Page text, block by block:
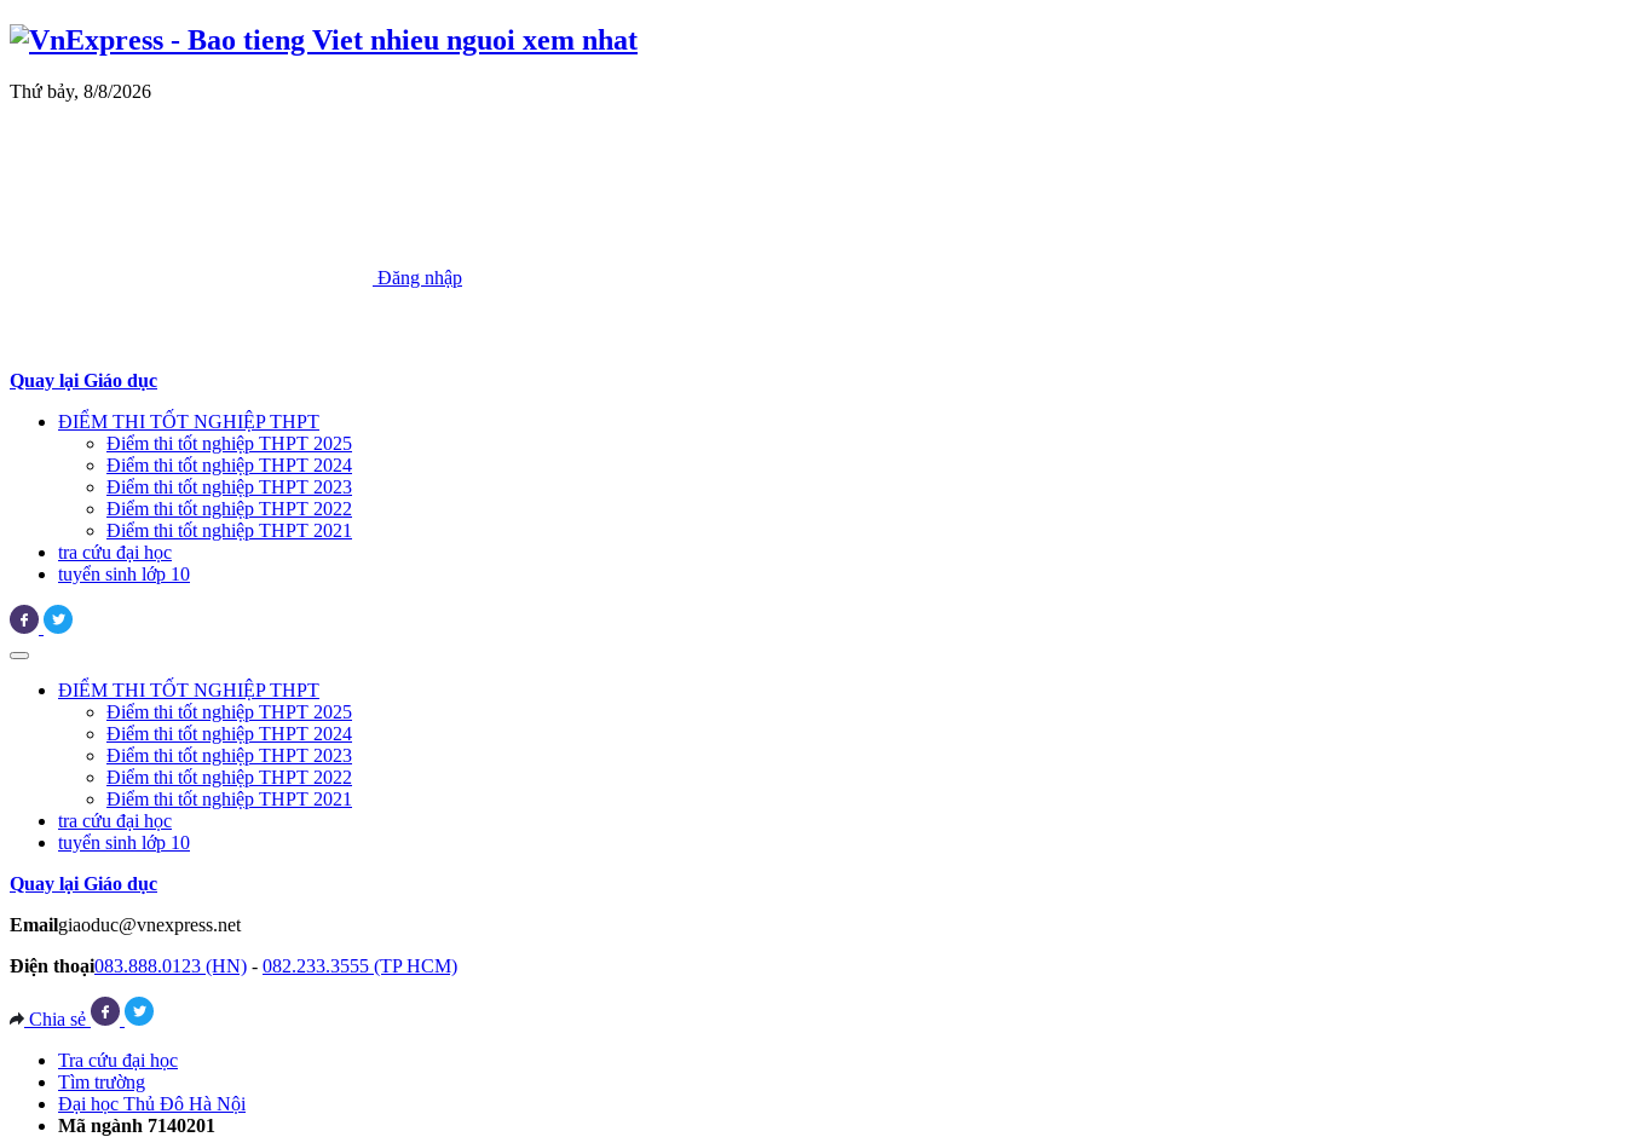
Thứ bảy, 8/8/2026
Đăng nhập
Quay lại Giáo dục
ĐIỂM THI TỐT NGHIỆP THPT
Điểm thi tốt nghiệp THPT 2025
Điểm thi tốt nghiệp THPT 2024
Điểm thi tốt nghiệp THPT 2023
Điểm thi tốt nghiệp THPT 2022
Điểm thi tốt nghiệp THPT 2021
tra cứu đại học
tuyển sinh lớp 10
ĐIỂM THI TỐT NGHIỆP THPT
Điểm thi tốt nghiệp THPT 2025
Điểm thi tốt nghiệp THPT 2024
Điểm thi tốt nghiệp THPT 2023
Điểm thi tốt nghiệp THPT 2022
Điểm thi tốt nghiệp THPT 2021
tra cứu đại học
tuyển sinh lớp 10
Quay lại Giáo dục
Emailgiaoduc@vnexpress.net
Điện thoại083.888.0123 (HN) - 082.233.3555 (TP HCM)
Chia sẻ
Tra cứu đại học
Tìm trường
Đại học Thủ Đô Hà Nội
Mã ngành 7140201